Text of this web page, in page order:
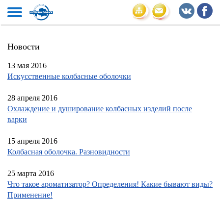
Новости
13 мая 2016
Искусственные колбасные оболочки
28 апреля 2016
Охлаждение и душирование колбасных изделий после
варки
15 апреля 2016
Колбасная оболочка. Разновидности
25 марта 2016
Что такое ароматизатор? Определения! Какие бывают виды?
Применение!